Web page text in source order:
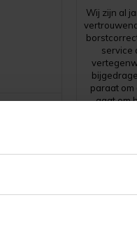
Wij zijn al
service
paraat om
gaat om
hoogte
Care